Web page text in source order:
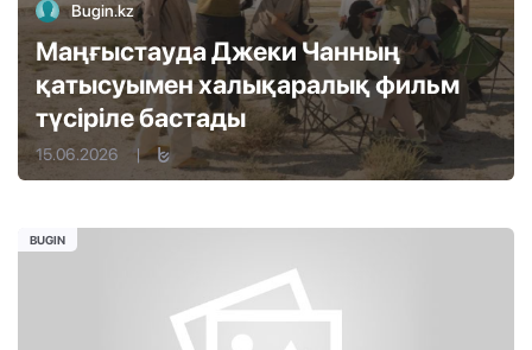
Bugin.kz
Маңғыстауда Джеки Чанның
қатысуымен халықаралық фильм
түсіріле бастады
15.06.2026 |
BUGIN